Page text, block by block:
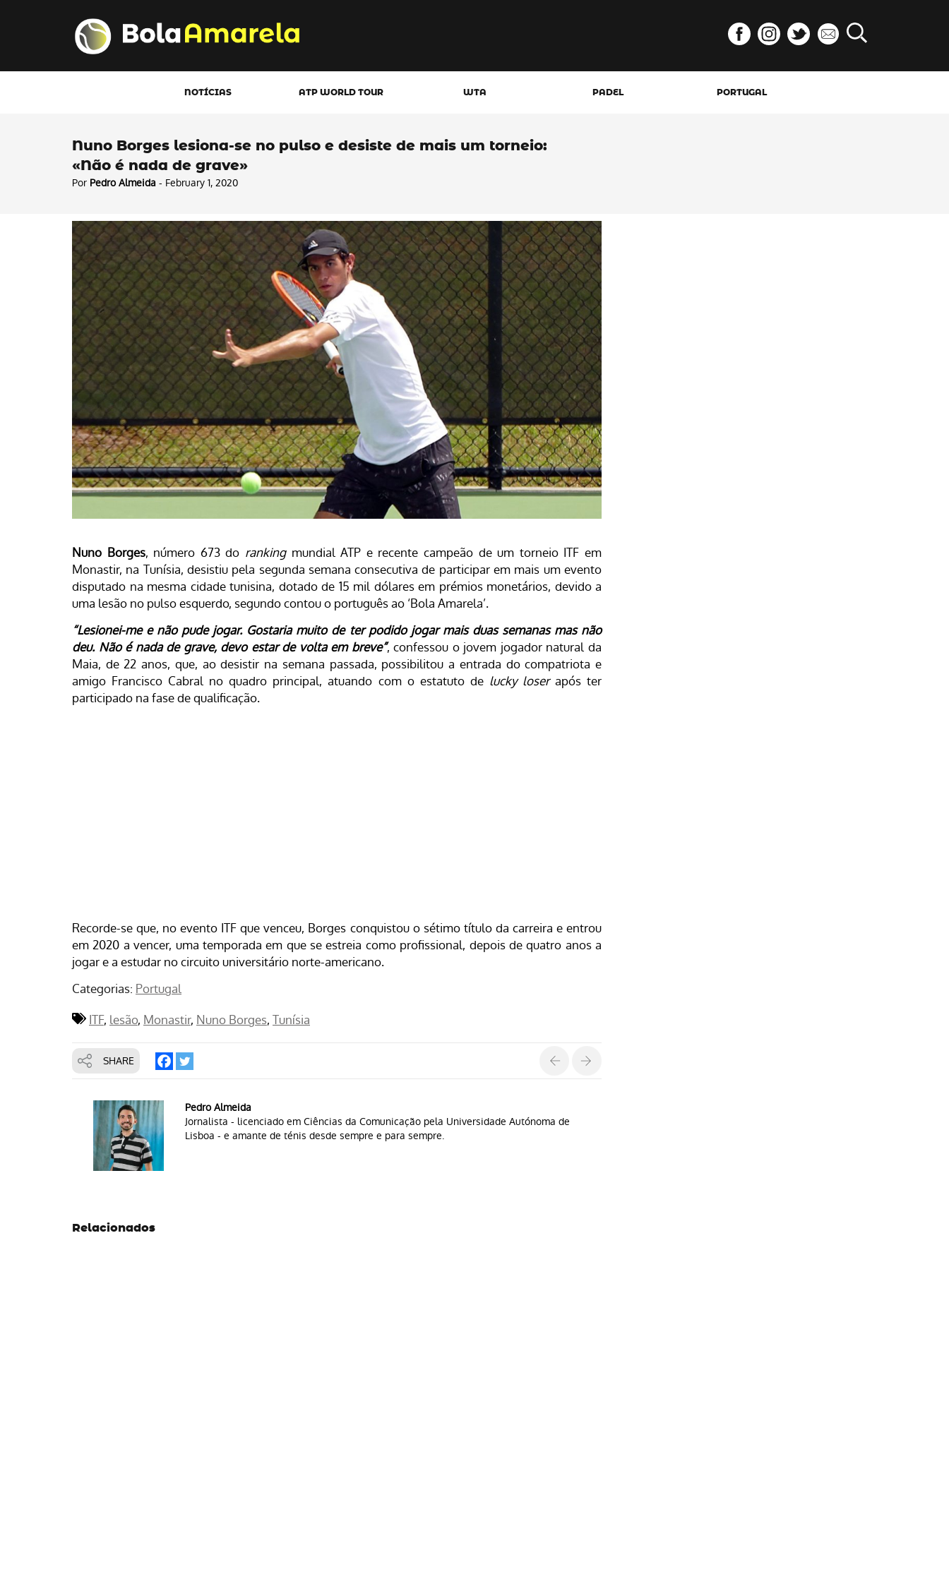
NOTÍCIAS ATP WORLD TOUR WTA PADEL PORTUGAL
Nuno Borges lesiona-se no pulso e desiste de mais um torneio:
«Não é nada de grave»
Por Pedro Almeida - February 1, 2020
Nuno Borges, número 673 do rankingmundial ATP e recente campeão de um torneio ITF em
Monastir, na Tunísia, desistiu pela segunda semana consecutiva de participar em mais um evento
disputado na mesma cidade tunisina, dotado de 15 mil dólares em prémios monetários, devido a
uma lesão no pulso esquerdo, segundo contou o português ao ‘Bola Amarela’.
“Lesionei-me e não pude jogar. Gostaria muito de ter podido jogar mais duas semanas mas não
deu. Não é nada de grave, devo estar de volta em breve”, confessou o jovem jogador natural da
Maia, de 22 anos, que, ao desistir na semana passada, possibilitou a entrada do compatriota e
amigo Francisco Cabral no quadro principal, atuando com o estatuto de lucky loser após ter
participado na fase de qualificação.
Recorde-se que, no evento ITF que venceu, Borges conquistou o sétimo título da carreira e entrou
em 2020 a vencer, uma temporada em que se estreia como profissional, depois de quatro anos a
jogar e a estudar no circuito universitário norte-americano.
Categorias: Portugal
ITF lesão Monastir Nuno Borges Tunísia
SHARE
Pedro Almeida
Jornalista - licenciado em Ciências da Comunicação pela Universidade Autónoma de
Lisboa - e amante de ténis desde sempre e para sempre.
Relacionados